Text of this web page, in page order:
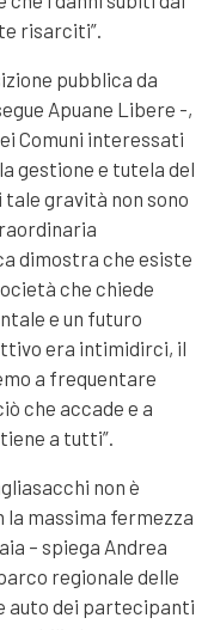
risarciti”.
pubblica da
Apuane Libere -,
Comuni interessati
gestione e tutela del
gravità non sono
dimostra che esiste
che chiede
e un futuro
era intimidirci, il
a frequentare
che accade e a
a tutti”.
non è
la massima fermezza
– spiega Andrea
regionale delle
auto dei partecipanti